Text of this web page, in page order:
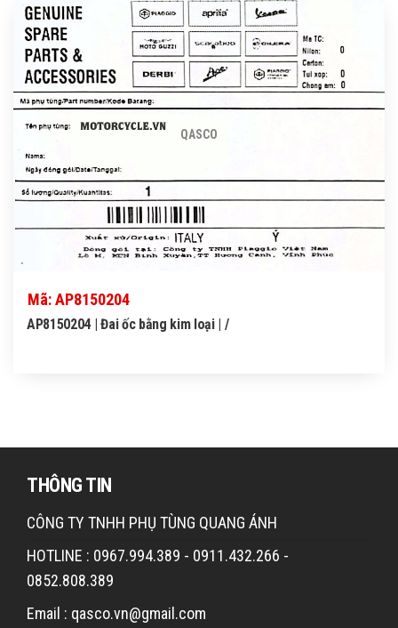
QASCO
Mã: AP8150204
AP8150204 | Đai ốc bằng kim loại | /
THÔNG TIN
CÔNG TY TNHH PHỤ TÙNG QUANG ÁNH
HOTLINE : 0967.994.389 - 0911.432.266 -
0852.808.389
Email : qasco.vn@gmail.com